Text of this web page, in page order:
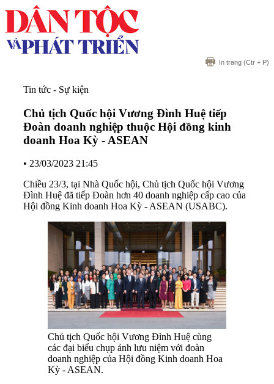
In trang (Ctr + P)
Tin tức - Sự kiện
Chủ tịch Quốc hội Vương Đình Huệ tiếp
Đoàn doanh nghiệp thuộc Hội đồng kinh
doanh Hoa Kỳ - ASEAN
• 23/03/2023 21:45
Chiều 23/3, tại Nhà Quốc hội, Chủ tịch Quốc hội Vương
Đình Huệ đã tiếp Đoàn hơn 40 doanh nghiệp cấp cao của
Hội đồng Kinh doanh Hoa Kỳ - ASEAN (USABC).
Chủ tịch Quốc hội Vương Đình Huệ cùng
các đại biểu chụp ảnh lưu niệm với đoàn
doanh nghiệp của Hội đồng Kinh doanh Hoa
Kỳ - ASEAN.